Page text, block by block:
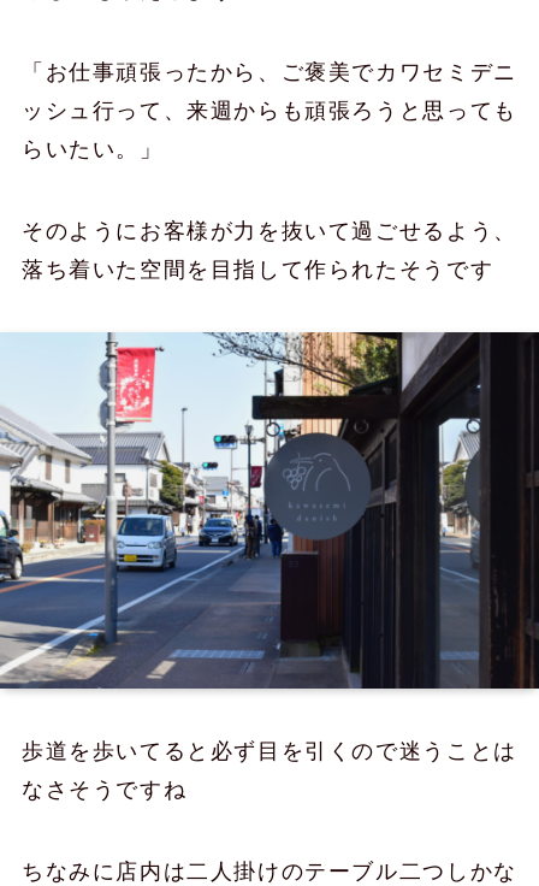
「お仕事頑張ったから、ご褒美でカワセミデニ
ッシュ行って、来週からも頑張ろうと思っても
らいたい。」
そのようにお客様が力を抜いて過ごせるよう、
落ち着いた空間を目指して作られたそうです
歩道を歩いてると必ず目を引くので迷うことは
なさそうですね
ちなみに店内は二人掛けのテーブル二つしかな